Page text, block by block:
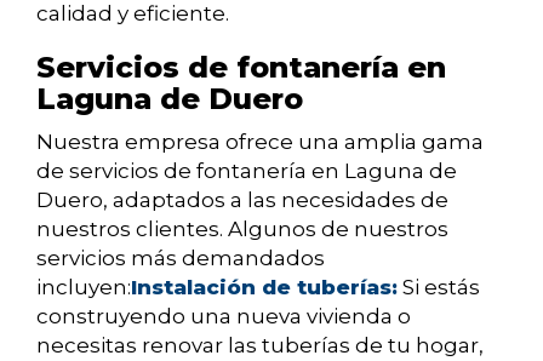
calidad y eficiente.
Servicios de fontanería en
Laguna de Duero
Nuestra empresa ofrece una amplia gama
de servicios de fontanería en Laguna de
Duero, adaptados a las necesidades de
nuestros clientes. Algunos de nuestros
servicios más demandados
incluyen:Instalación de tuberías: Si estás
construyendo una nueva vivienda o
necesitas renovar las tuberías de tu hogar,